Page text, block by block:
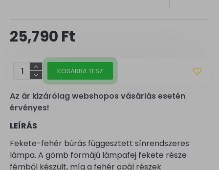
Az ár kizárólag webshopos vásárlás esetén
érvényes!
25,790 Ft
KOSÁRBA TESZ
LEÍRÁS
Fekete-fehér búrás függesztett sínrendszeres
lámpa. A gömb formájú lámpafej fekete része
fémből készült, míg a fehér opál részek